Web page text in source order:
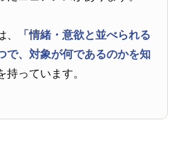
、
「情緒・意欲と並べられる
で、対象が何であるのかを知
持っています。